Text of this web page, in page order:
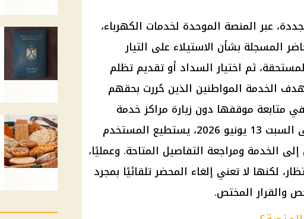
عبر المنصة الموحدة لخدمات الكهرباء،
المسجلة بشأن الاستيلاء على التيار
ثم اختيار السداد أو تقديم تظلم
الخدمة المواطنين الذين حُررت بحقهم
متابعة موقفها دون زيارة مراكز خدمة
العملاء. ووفق آخر تحديث متاح حتى السبت 13 يونيو 2026، يستطيع المستخدم
الخدمة ومراجعة التفاصيل المتاحة. وعمليًا،
لكنها لا تعني إلغاء المحضر تلقائيًا بمجرد
والقرار المختص.